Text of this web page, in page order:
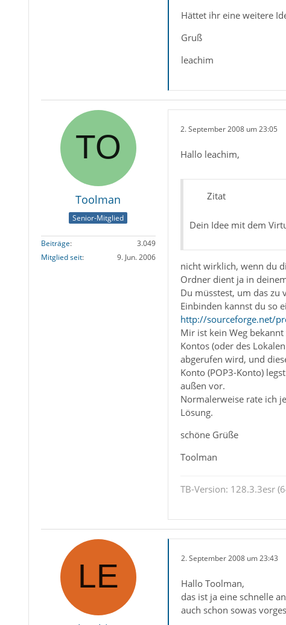
Hättet ihr eine weitere
Gruß
leachim
Toolman
Senior-Mitglied
Beiträge
3.049
Mitglied seit
9. Jun. 2006
2. September 2008 um 23:05
Hallo leachim,
Zitat
Dein Idee mit dem
nicht wirklich, wenn du
Ordner dient ja in
Du müsstest, um das zu
Einbinden kannst du so
http://sourceforge.net/
Mir ist kein Weg
Kontos (oder des
abgerufen wird, und
Konto (POP3-Konto)
außen vor.
Normalerweise rate ich
Lösung.
schöne Grüße
Toolman
TB-Version: 128.3.3esr
2. September 2008 um 23:43
Hallo Toolman,
das ist ja eine schnelle
auch schon sowas